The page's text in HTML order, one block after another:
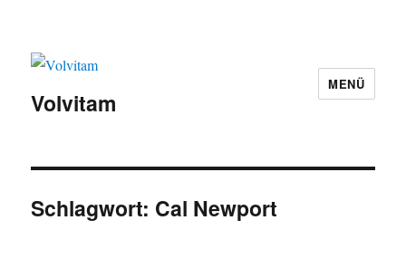
Volvitam
MENÜ
Schlagwort: Cal Newport